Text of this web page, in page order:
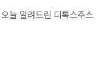
늘 알려드린 디톡스주스